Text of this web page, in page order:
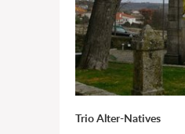
Trio Alter-Natives